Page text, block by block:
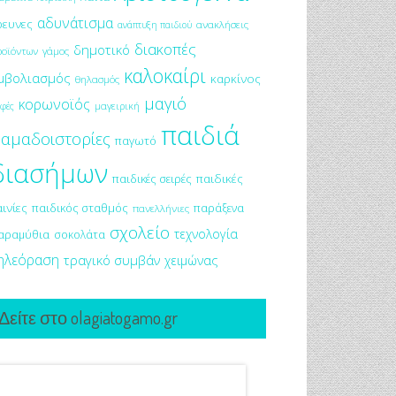
αδυνάτισμα ανάπτυξη παιδιού ανακλήσεις
γάμος δημοτικό διακοπές
θηλασμός καλοκαίρι καρκίνος
κορωνοϊός μαγειρική μαγιό
παγωτό παιδιά
παιδικές σειρές παιδικές
παιδικός σταθμός πανελλήνιες παράξενα
σοκολάτα σχολείο τεχνολογία
τραγικό συμβάν χειμώνας
στο olagiatogamo.gr